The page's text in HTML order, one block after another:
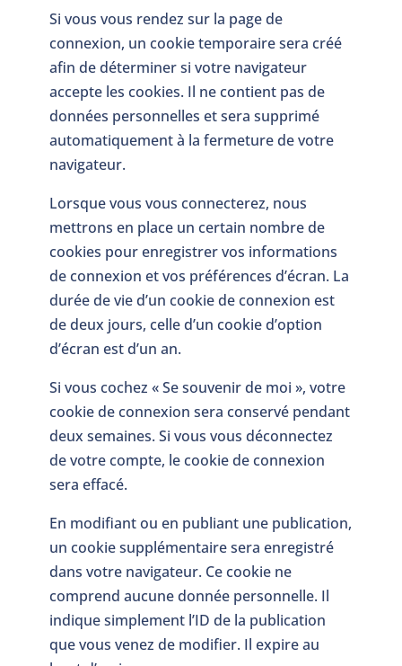
Si vous vous rendez sur la page de
connexion, un cookie temporaire sera créé
afin de déterminer si votre navigateur
accepte les cookies. Il ne contient pas de
données personnelles et sera supprimé
automatiquement à la fermeture de votre
navigateur.
Lorsque vous vous connecterez, nous
mettrons en place un certain nombre de
cookies pour enregistrer vos informations
de connexion et vos préférences d’écran. La
durée de vie d’un cookie de connexion est
de deux jours, celle d’un cookie d’option
d’écran est d’un an.
Si vous cochez « Se souvenir de moi », votre
cookie de connexion sera conservé pendant
deux semaines. Si vous vous déconnectez
de votre compte, le cookie de connexion
sera effacé.
En modifiant ou en publiant une publication,
un cookie supplémentaire sera enregistré
dans votre navigateur. Ce cookie ne
comprend aucune donnée personnelle. Il
indique simplement l’ID de la publication
que vous venez de modifier. Il expire au